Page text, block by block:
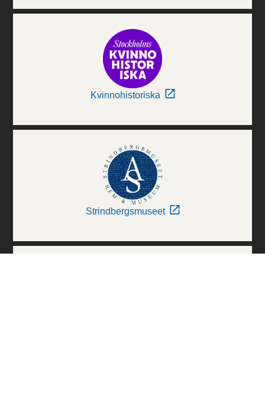
Kvinnohistoriska
Strindbergsmuseet